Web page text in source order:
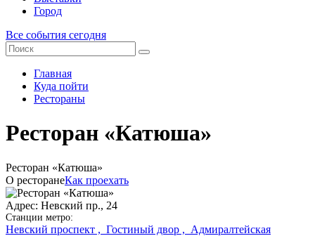
Город
Все события сегодня
Главная
Куда пойти
Рестораны
Ресторан «Катюша»
Ресторан «Катюша»
О ресторанеКак проехать
Адрес: Невский пр., 24
Станции метро:
Невский проспект , Гостиный двор , Адмиралтейская